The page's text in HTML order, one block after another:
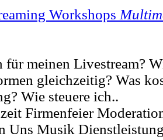
Workshops
für meinen Livestream?
gleichzeitig? Was
Wie steuere ich..
Firmenfeier
Uns Musik